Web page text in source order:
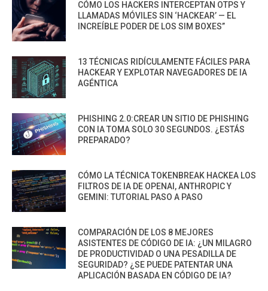
CÓMO LOS HACKERS INTERCEPTAN OTPS Y
LLAMADAS MÓVILES SIN ‘HACKEAR’ — EL
INCREÍBLE PODER DE LOS SIM BOXES”
13 TÉCNICAS RIDÍCULAMENTE FÁCILES PARA
HACKEAR Y EXPLOTAR NAVEGADORES DE IA
AGÉNTICA
PHISHING 2.0:CREAR UN SITIO DE PHISHING
CON IA TOMA SOLO 30 SEGUNDOS. ¿ESTÁS
PREPARADO?
CÓMO LA TÉCNICA TOKENBREAK HACKEA LOS
FILTROS DE IA DE OPENAI, ANTHROPIC Y
GEMINI: TUTORIAL PASO A PASO
COMPARACIÓN DE LOS 8 MEJORES
ASISTENTES DE CÓDIGO DE IA: ¿UN MILAGRO
DE PRODUCTIVIDAD O UNA PESADILLA DE
SEGURIDAD? ¿SE PUEDE PATENTAR UNA
APLICACIÓN BASADA EN CÓDIGO DE IA?